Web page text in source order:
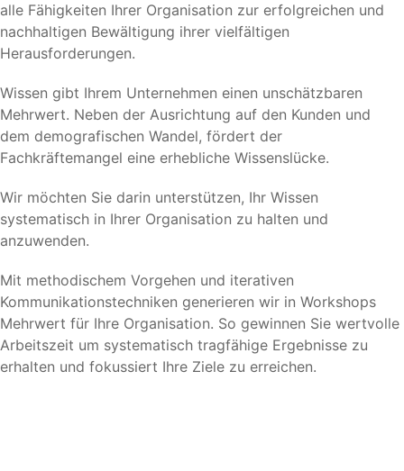
alle Fähigkeiten Ihrer Organisation zur erfolgreichen und
nachhaltigen Bewältigung ihrer vielfältigen
Herausforderungen.
Wissen gibt Ihrem Unternehmen einen unschätzbaren
Mehrwert. Neben der Ausrichtung auf den Kunden und
dem demografischen Wandel, fördert der
Fachkräftemangel eine erhebliche Wissenslücke.
Wir möchten Sie darin unterstützen, Ihr Wissen
systematisch in Ihrer Organisation zu halten und
anzuwenden.
Mit methodischem Vorgehen und iterativen
Kommunikationstechniken generieren wir in Workshops
Mehrwert für Ihre Organisation. So gewinnen Sie wertvolle
Arbeitszeit um systematisch tragfähige Ergebnisse zu
erhalten und fokussiert Ihre Ziele zu erreichen.